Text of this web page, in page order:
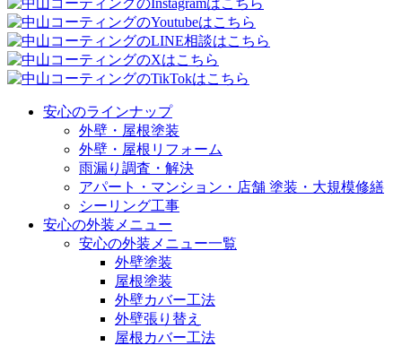
安心のラインナップ
外壁・屋根塗装
外壁・屋根リフォーム
雨漏り調査・解決
アパート・マンション・店舗 塗装・大規模修繕
シーリング工事
安心の外装メニュー
安心の外装メニュー一覧
外壁塗装
屋根塗装
外壁カバー工法
外壁張り替え
屋根カバー工法